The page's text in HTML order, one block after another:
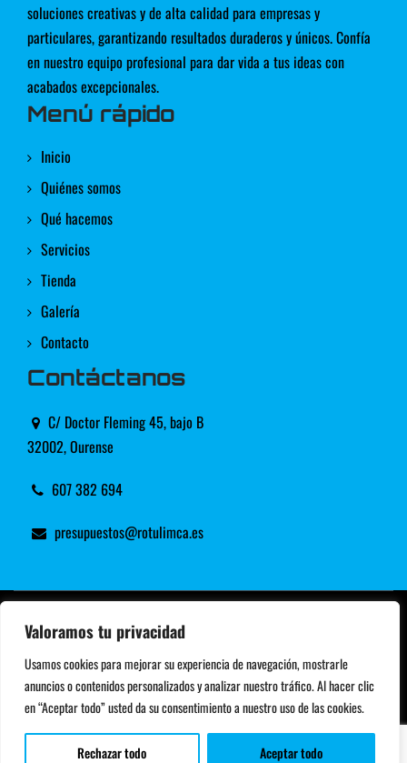
Valoramos tu privacidad
Usamos cookies para mejorar su experiencia de navegación, mostrarle
anuncios o contenidos personalizados y analizar nuestro tráfico. Al hacer clic
en “Aceptar todo” usted da su consentimiento a nuestro uso de las cookies.
Rechazar todo Aceptar todo
soluciones creativas y de alta calidad para empresas y
particulares, garantizando resultados duraderos y únicos. Confía
en nuestro equipo profesional para dar vida a tus ideas con
acabados excepcionales.
Menú rápido
Inicio
Quiénes somos
Qué hacemos
Servicios
Tienda
Galería
Contacto
Contáctanos
C/ Doctor Fleming 45, bajo B
32002, Ourense
607 382 694
presupuestos@rotulimca.es
© Copyright 2025 | Rotulimca |
Aviso legal y Privacidad|Accesibilidad| Diseñado por
Citiservi Media